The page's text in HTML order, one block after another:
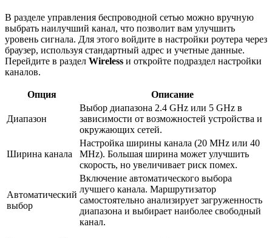
В разделе управления беспроводной сетью можно вручную
выбрать наилучший канал, что позволит вам улучшить
уровень сигнала. Для этого войдите в настройки роутера через
браузер, используя стандартный адрес и учетные данные.
Перейдите в раздел Wireless и откройте подраздел настройки
каналов.
Опция Описание
Диапазон
Выбор диапазона 2.4 GHz или 5 GHz в
зависимости от возможностей устройства и
окружающих сетей.
Ширина канала
Настройка ширины канала (20 MHz или 40
MHz). Большая ширина может улучшить
скорость, но увеличивает риск помех.
Автоматический
выбор
Включение автоматического выбора
лучшего канала. Маршрутизатор
самостоятельно анализирует загруженность
диапазона и выбирает наиболее свободный
канал.